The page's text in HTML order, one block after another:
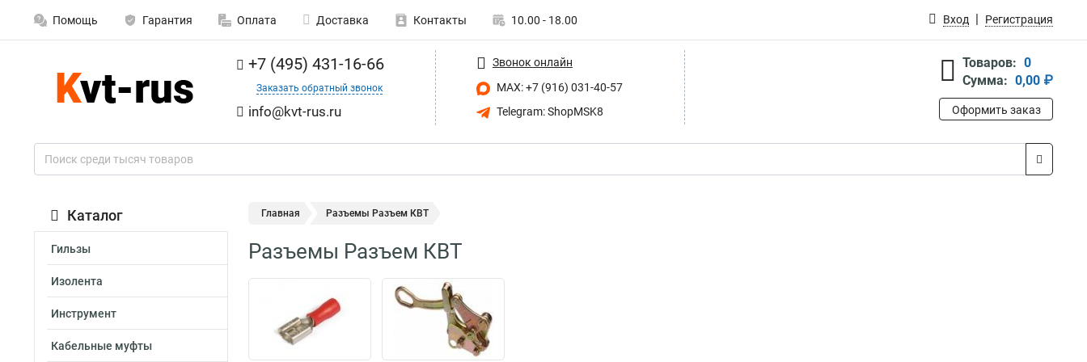
Помощь Гарантия Оплата Доставка Контакты 10.00 - 18.00 Вход Регистрация
+7 (495) 431-16-66
Заказать обратный звонок
info@kvt-rus.ru
Звонок онлайн
MAX: +7 (916) 031-40-57
Telegram: ShopMSK8
Товаров: 0
Сумма: 0,00 ₽
Оформить заказ
Каталог
Гильзы
Изолента
Инструмент
Кабельные муфты
Главная Разъемы Разъем КВТ
Разъемы Разъем КВТ